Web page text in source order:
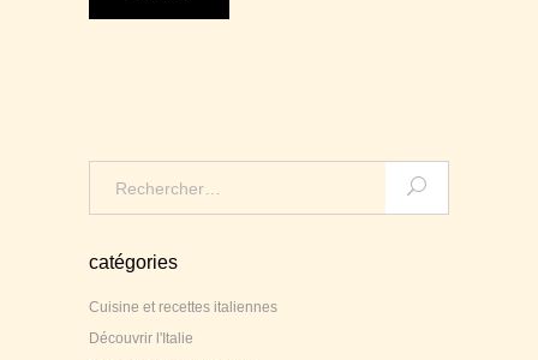
catégories
Cuisine et recettes italiennes
Découvrir l'Italie